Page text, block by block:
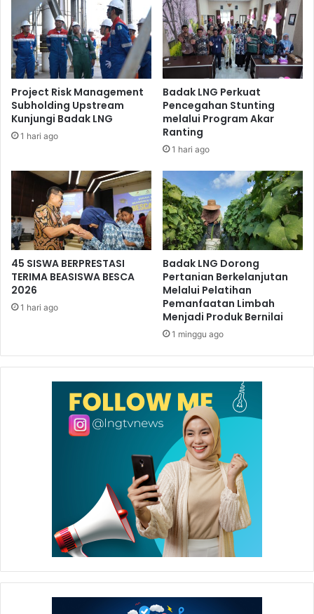
Corporate Secretary, Sigit Hanggoro menerima penghargaan
kategori Gold.
Perlu diketahui, program pengolahan makanan ringan dari
hasil laut yang dijalankan oleh mitra binaan Kelompok
Saputra Snack dianugerahi predikat Platinum lantaran
terbukti mampu membina dan mengembangkan kelompok
binaan menjadi salah satu pelaku usaha mikro kecil dan
menengah atau UMKM di Kota Bontang yang sukses dalam
memproduksi aneka olahan makanan ringan dari hasil laut.
Kelompok yang juga berhasil meraih juara 1 Tingkat
Nasional kategori Fishery pada ajang Citi
Microentrepreneurship Awards periode 2017-2018
Busori Sunaryo menerima penghargaan kategori Silver.
Project Risk Management
Subholding Upstream
Kunjungi Badak LNG
1 hari ago
Badak LNG Perkuat
Pencegahan Stunting
melalui Program Akar
Ranting
1 hari ago
45 SISWA BERPRESTASI
TERIMA BEASISWA BESCA
2026
1 hari ago
Badak LNG Dorong
Pertanian Berkelanjutan
Melalui Pelatihan
Pemanfaatan Limbah
Menjadi Produk Bernilai
1 minggu ago